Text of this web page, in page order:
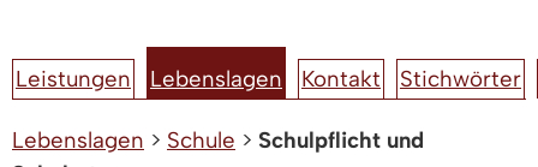
Leistungen Lebenslagen Kontakt Stichwörter
Lebenslagen > Schule > Schulpflicht und